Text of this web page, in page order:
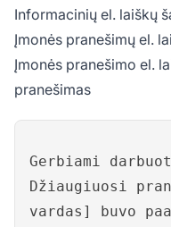
Informacinių el. laiškų
Įmonės pranešimų el.
Įmonės pranešimo el.
pranešimas
Gerbiami
Džiaugiuosi
vardas] buvo